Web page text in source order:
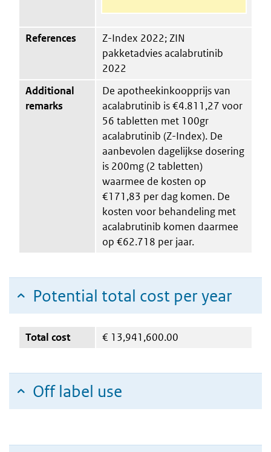
References
Z-Index 2022; ZIN
pakketadvies acalabrutinib
2022
Additional
remarks
De apotheekinkoopprijs van
acalabrutinib is €4.811,27 voor
56 tabletten met 100gr
acalabrutinib (Z-Index). De
aanbevolen dagelijkse dosering
is 200mg (2 tabletten)
waarmee de kosten op
€171,83 per dag komen. De
kosten voor behandeling met
acalabrutinib komen daarmee
op €62.718 per jaar.
Potential total cost per year
Total cost € 13,941,600.00
Off label use